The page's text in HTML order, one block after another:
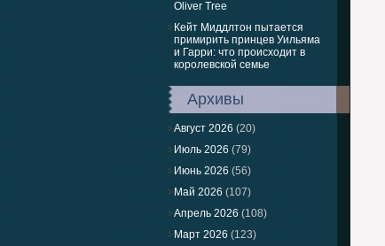
Oliver Tree
Кейт Миддлтон пытается
примирить принцев Уильяма
и Гарри: что происходит в
королевской семье
Архивы
Август 2026 (20)
Июль 2026 (79)
Июнь 2026 (56)
Май 2026 (107)
Апрель 2026 (108)
Март 2026 (123)